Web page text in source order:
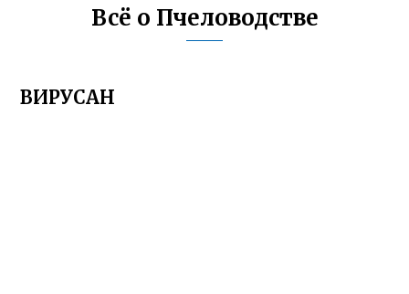
Всё о Пчеловодстве
ВИРУСАН